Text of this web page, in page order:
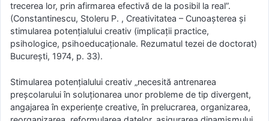
trecerea lor, prin afirmarea efectivă de la posibil la real”.
(Constantinescu, Stoleru P. , Creativitatea – Cunoaşterea şi
stimularea potenţialului creativ (implicaţii practice,
psihologice, psihoeducaţionale. Rezumatul tezei de doctorat)
Bucureşti, 1974, p. 33).
Stimularea potenţialului creativ „necesită antrenarea
preşcolarului în soluţionarea unor probleme de tip divergent,
angajarea în experienţe creative, în prelucrarea, organizarea,